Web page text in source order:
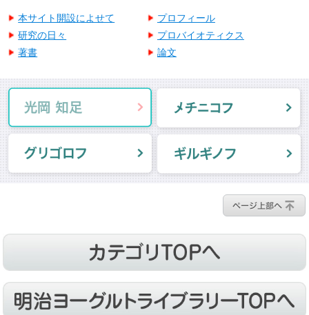
本サイト開設によせて
プロフィール
研究の日々
プロバイオティクス
著書
論文